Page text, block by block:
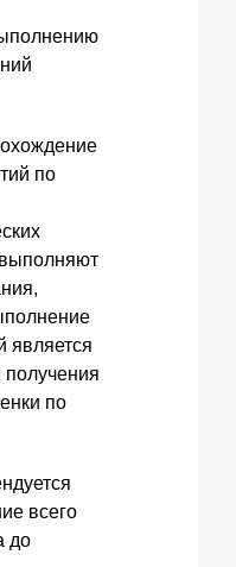
по
является
по
всего
до